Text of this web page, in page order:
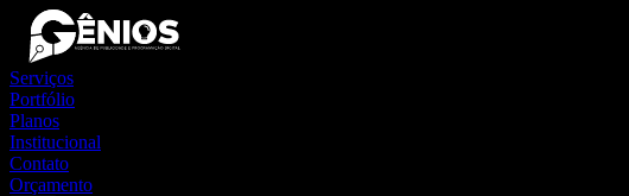
Serviços
Portfólio
Planos
Institucional
Contato
Orçamento